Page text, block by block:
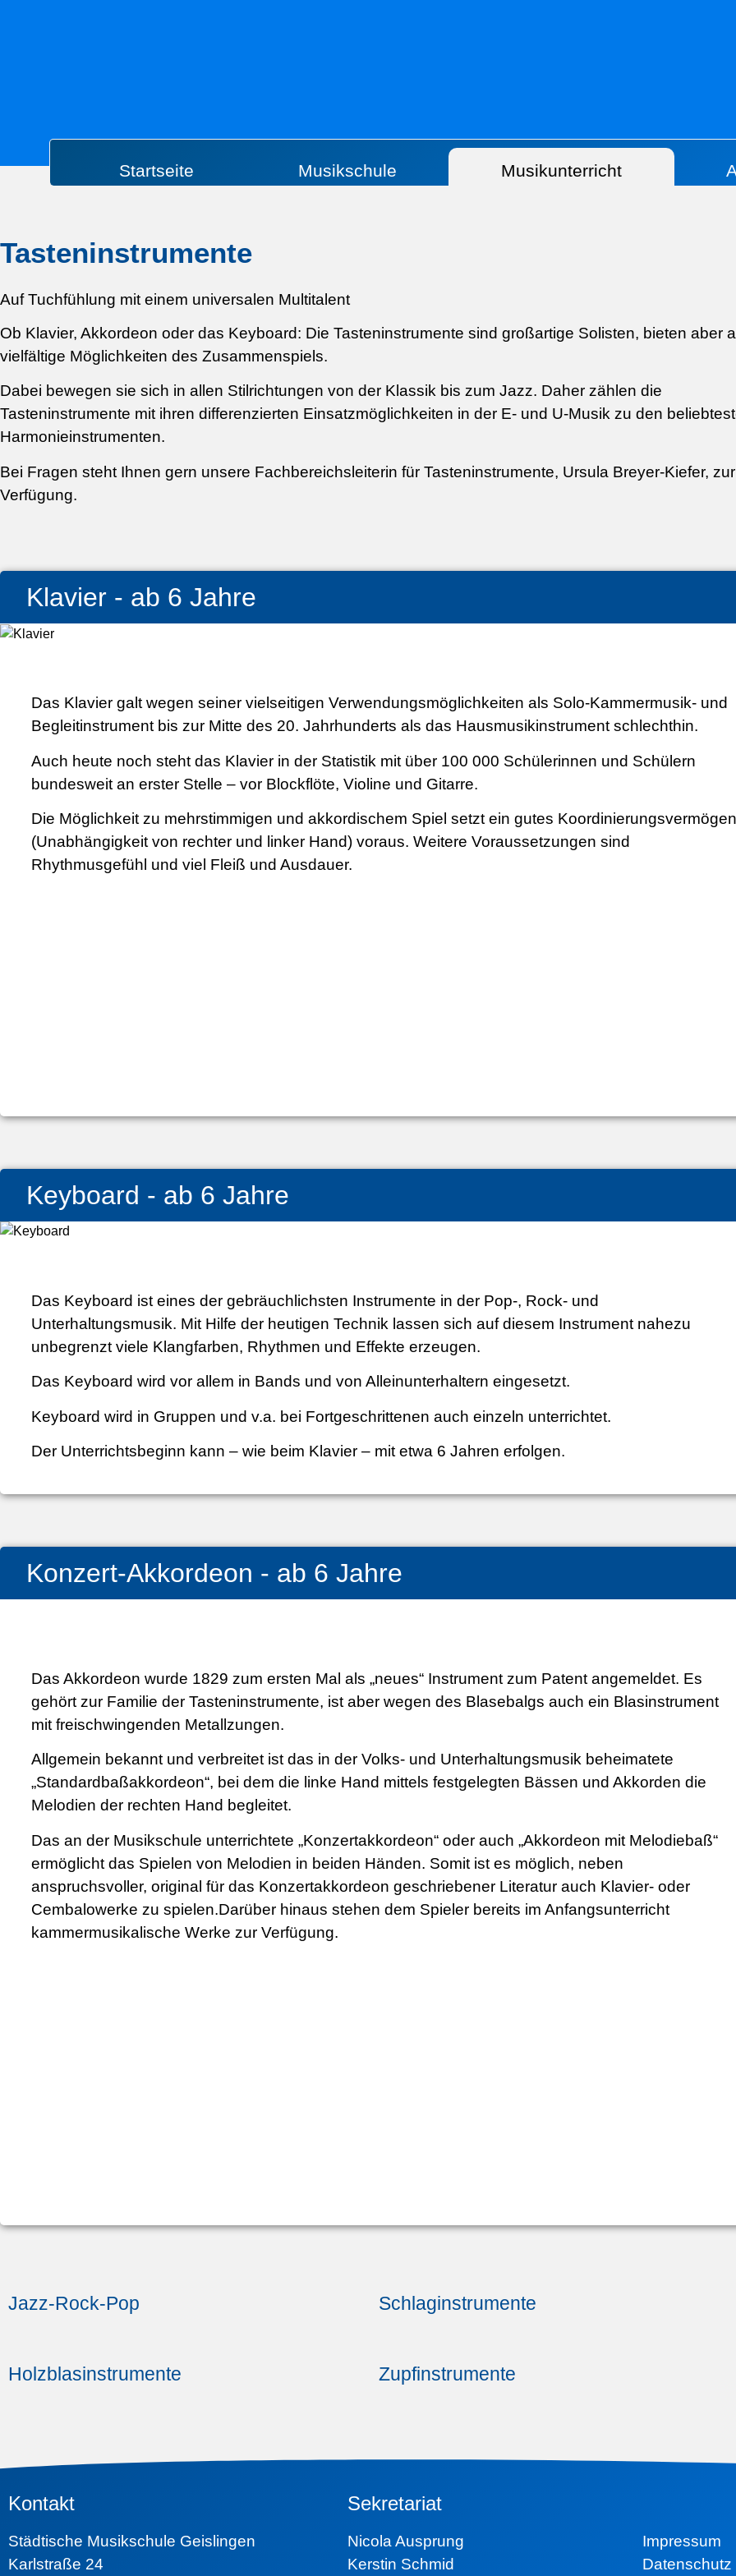
Startseite Musikschule Musikunterricht
Tasteninstrumente
Auf Tuchfühlung mit einem universalen Multitalent
Ob Klavier, Akkordeon oder das Keyboard: Die Tasteninstrumente sind großartige Solisten, bieten aber
vielfältige Möglichkeiten des Zusammenspiels.
Dabei bewegen sie sich in allen Stilrichtungen von der Klassik bis zum Jazz. Daher zählen die
Tasteninstrumente mit ihren differenzierten Einsatzmöglichkeiten in der E- und U-Musik zu den
Harmonieinstrumenten.
Bei Fragen steht Ihnen gern unsere Fachbereichsleiterin für Tasteninstrumente, Ursula Breyer-Kiefer, zur
Verfügung.
Klavier - ab 6 Jahre
Das Klavier galt wegen seiner vielseitigen Verwendungsmöglichkeiten als Solo-Kammermusik- und
Begleitinstrument bis zur Mitte des 20. Jahrhunderts als das Hausmusikinstrument schlechthin.
Auch heute noch steht das Klavier in der Statistik mit über 100 000 Schülerinnen und Schülern
bundesweit an erster Stelle – vor Blockflöte, Violine und Gitarre.
Die Möglichkeit zu mehrstimmigen und akkordischem Spiel setzt ein gutes
(Unabhängigkeit von rechter und linker Hand) voraus. Weitere Voraussetzungen sind
Rhythmusgefühl und viel Fleiß und Ausdauer.
Keyboard - ab 6 Jahre
Das Keyboard ist eines der gebräuchlichsten Instrumente in der Pop-, Rock- und
Unterhaltungsmusik. Mit Hilfe der heutigen Technik lassen sich auf diesem Instrument nahezu
unbegrenzt viele Klangfarben, Rhythmen und Effekte erzeugen.
Das Keyboard wird vor allem in Bands und von Alleinunterhaltern eingesetzt.
Keyboard wird in Gruppen und v.a. bei Fortgeschrittenen auch einzeln unterrichtet.
Der Unterrichtsbeginn kann – wie beim Klavier – mit etwa 6 Jahren erfolgen.
Konzert-Akkordeon - ab 6 Jahre
Das Akkordeon wurde 1829 zum ersten Mal als „neues“ Instrument zum Patent angemeldet. Es
gehört zur Familie der Tasteninstrumente, ist aber wegen des Blasebalgs auch ein Blasinstrument
mit freischwingenden Metallzungen.
Allgemein bekannt und verbreitet ist das in der Volks- und Unterhaltungsmusik beheimatete
„Standardbaßakkordeon“, bei dem die linke Hand mittels festgelegten Bässen und Akkorden die
Melodien der rechten Hand begleitet.
Das an der Musikschule unterrichtete „Konzertakkordeon“ oder auch „Akkordeon mit Melodiebaß“
ermöglicht das Spielen von Melodien in beiden Händen. Somit ist es möglich, neben
anspruchsvoller, original für das Konzertakkordeon geschriebener Literatur auch Klavier- oder
Cembalowerke zu spielen.Darüber hinaus stehen dem Spieler bereits im Anfangsunterricht
kammermusikalische Werke zur Verfügung.
Jazz-Rock-Pop Schlaginstrumente
Holzblasinstrumente Zupfinstrumente
Kontakt
Städtische Musikschule Geislingen
Karlstraße 24
Sekretariat
Nicola Ausprung
Kerstin Schmid
Impressum
Datenschutz